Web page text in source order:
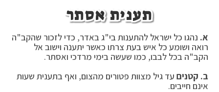
תענית אסתר
א. נהגו כל ישראל להתענות בי"ג באדר, כדי לזכור שהקב"ה
רואה ושומע כל איש בעת צרתו כאשר יתענה וישוב אל
הקב"ה בכל לבבו, כמו שעשה בימי מרדכי ואסתר.
ב. קטנים עד גיל מצוות פטורים מהצום, ואף בתענית שעות
אינם חייבים.